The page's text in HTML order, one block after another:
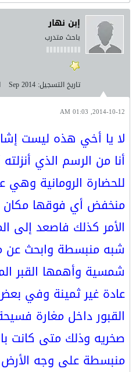
إبن نهار
باحث متدرب
تاريخ التسجيل: Sep 2014
2014-10-12, 01:03 AM
لا يا أخي هذه ليست
أنا من الرسم الذي
للحضارة الرومانية
منخفض أي فوقها مكان
الأمر كذلك فاصعد إلى
شبه منبسطة وابحث
شمسية وأهمها القبر
عادة غير ثمينة وفي
القبور داخل مغارة
صخريه وذلك متى كانت
منبسطة على وجه الأرض